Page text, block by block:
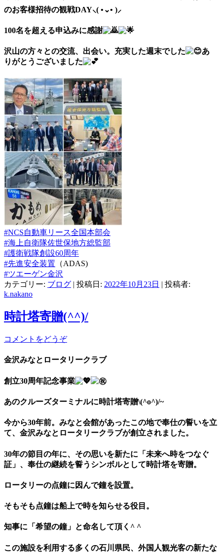
のお客様招待の観戦DAY⸜( •⌄• )⸝
100名を超える申込みに感謝
沢山の方々との交流、出会い。充実した週末でした
あ
りがとうございました
#NCS自動車リース全国本部会
#海上自衛隊佐世保地方総監部
#護衛戦隊創設60周年
#先進安全装置 （ADAS)
#ツエーゲン金沢
カテゴリー: ブログ | 投稿日: 2022年10月23日 | 投稿者:
k.nakano
時計塔寄贈(^^)/
コメントをどうぞ
金沢みなとロータリークラブ
創立30周年記念事業
あのクルーズターミナルに時計塔寄贈\(^o^)/~
今から30年前。みなと会館があったこの地で奉仕の誓いを立
て、金沢みなとロータリークラブが創立されました。
30年の節目の年に、その思いを新たに「未来へ時をつなぐ
証」、奉仕の継続を誓うシンボルとして時計塔を寄贈。
ロータリーの点鐘に因んで鐘を設置。
そもそも点鐘は船上で時を知らせる役目。
知事に「希望の鐘」と命名して頂く^ ^
この施設を利用する多くの石川県民、外国人観光客の新たな